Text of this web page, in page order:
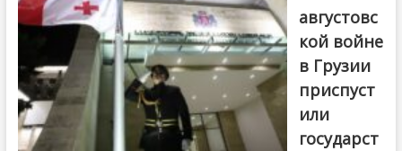
августовс
кой войне
в Грузии
приспуст
или
государст